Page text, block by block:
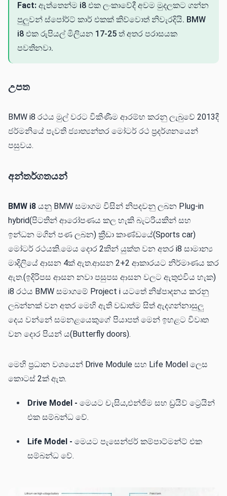
Fact: ඇත්තෙන්ම i8 එක ලංකාවේදී අවම මුදලකට ගන්න
පුලුවන් ස්පෝර්ට් කාර් එකක් කිව්වොත් නිවැරදියි. BMW
i8 එක රුපියල් මිලියන 17-25 ත් අතර පරාසයක
පවතිනවා.
උපත
BMW i8 රථය මුල් වරට විකිණීම ආරම්භ කරනු ලැබුවේ 2013දී
ජර්මනියේ පැවති ජ්‍යාත්‍යන්තර මෝටර් රථ ප්‍රදර්ශනයෙන්
පසුවය.
අන්තර්ගතයන්
BMW i8 යනු BMW සමාගම විසින් නිපදවනු ලබන Plug-in
hybrid(පිටතින් ආරෝපණය කල හැකි බැටරියකින් සහ
ඉන්ධන මගින් පණ ලබන) ක්‍රීඩා කාණ්ඩයේ(Sports car)
මෝටර් රථයකි.මෙය දොර 2කින් යුක්ත වන අතර i8 සාමාන්‍ය
මාදිලියේ ආසන 4ක් ඇත.ආසන 2+2 ආකාරයට නිර්මාණය කර
ඇත.(ඉදිරිපස ආසන නවා පසුපස ආසන වලට ඇතුළුවිය හැක)
i8 රථය BMW සමාගමේ Project i යටතේ නිෂ්පාදනය කරනු
ලබන්නක් වන අතර මෙහි ඇති වඩාත්ම සිත් ඇදගන්නාසුලු
දෙය වන්නේ සමනළයෙකුගේ පියාපත් මෙන් ඉහළට විවෘත
වන දොර පියන් ය(Butterfly doors).
මෙහි ප්‍රධාන වශයෙන් Drive Module සහ Life Model ලෙස
කොටස් 2ක් ඇත.
Drive Model - මෙයට චැසිය,එන්ජිම සහ ඩ්‍රයිව් ට්‍රෙයින්
එක සම්බන්ධ වේ.
Life Model - මෙයට පැසෙන්ජර් කම්පාට්මන්ට් එක
සම්බන්ධ වේ.